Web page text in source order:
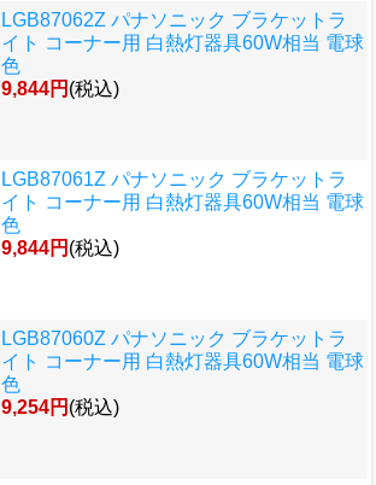
LGB87062Z パナソニック ブラケットラ
イト コーナー用 白熱灯器具60W相当 電球
色
9,844円 (税込)
LGB87061Z パナソニック ブラケットラ
イト コーナー用 白熱灯器具60W相当 電球
色
9,844円 (税込)
LGB87060Z パナソニック ブラケットラ
イト コーナー用 白熱灯器具60W相当 電球
色
9,254円 (税込)